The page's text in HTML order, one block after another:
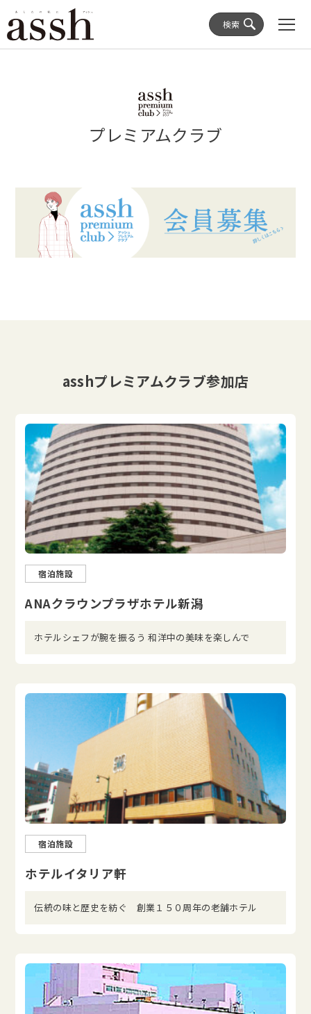
検索
プレミアムクラブ
asshプレミアムクラブ参加店
宿泊施設
ANAクラウンプラザホテル新潟
ホテルシェフが腕を振るう 和洋中の美味を楽しんで
宿泊施設
ホテルイタリア軒
伝統の味と歴史を紡ぐ 創業１５０周年の老舗ホテル